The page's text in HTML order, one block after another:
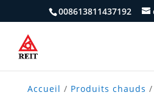
008613811437192
Accueil / Produits chauds /